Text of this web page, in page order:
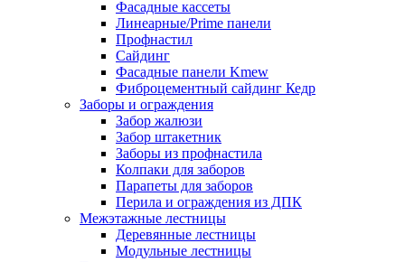
Фасадные кассеты
Линеарные/Prime панели
Профнастил
Сайдинг
Фасадные панели Kmew
Фиброцементный сайдинг Кедр
Заборы и ограждения
Забор жалюзи
Забор штакетник
Заборы из профнастила
Колпаки для заборов
Парапеты для заборов
Перила и ограждения из ДПК
Межэтажные лестницы
Деревянные лестницы
Модульные лестницы